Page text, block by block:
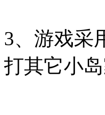
3、游戏采
打其它小